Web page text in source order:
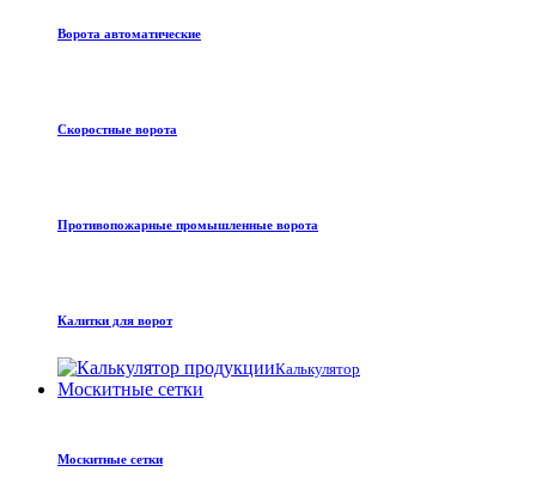
Ворота автоматические
Скоростные ворота
Противопожарные промышленные ворота
Калитки для ворот
Калькулятор
Москитные сетки
Москитные сетки